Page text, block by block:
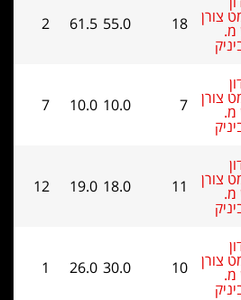
18
55.0
61.5
2
7
10.0
10.0
7
11
18.0
19.0
12
10
30.0
26.0
1